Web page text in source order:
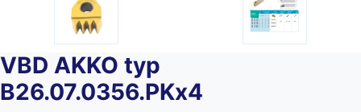
VBD AKKO typ
B26.07.0356.PKx4